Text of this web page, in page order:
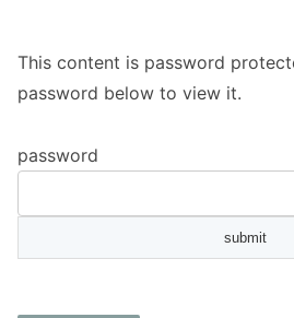
This content is password
password below to view it.
password